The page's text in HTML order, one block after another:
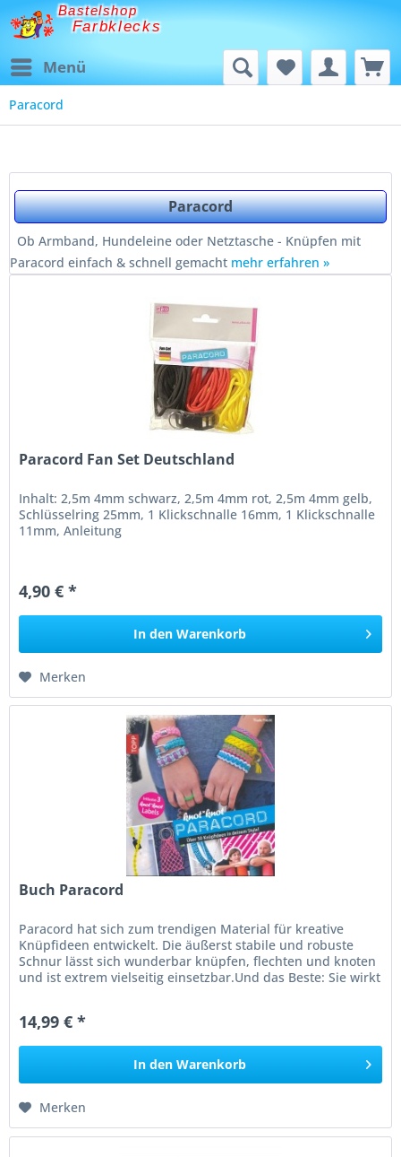
Bastelshop
Farbklecks
Menü
Paracord
Paracord
Ob Armband, Hundeleine oder Netztasche - Knüpfen mit
Paracord einfach & schnell gemacht mehr erfahren »
Paracord Fan Set Deutschland
Inhalt: 2,5m 4mm schwarz, 2,5m 4mm rot, 2,5m 4mm gelb,
Schlüsselring 25mm, 1 Klickschnalle 16mm, 1 Klickschnalle
11mm, Anleitung
4,90 € *
In den Warenkorb
Merken
Buch Paracord
Paracord hat sich zum trendigen Material für kreative
Knüpfideen entwickelt. Die äußerst stabile und robuste
Schnur lässt sich wunderbar knüpfen, flechten und knoten
und ist extrem vielseitig einsetzbar.Und das Beste: Sie wirkt
14,99 € *
In den Warenkorb
Merken